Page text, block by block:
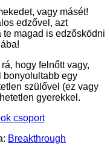
vagy másét!
edzővel, azt
magad is edzősködni
hogy felnőtt vagy,
bonyolultabb egy
szülővel (ez vagy
gyerekkel.
Breakthrough